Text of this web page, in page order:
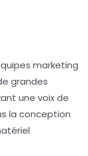
marketing
grandes
une voix de
la conception